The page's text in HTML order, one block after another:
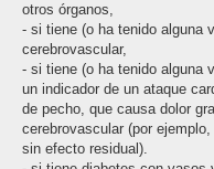
otros órganos,
- si tiene (o ha tenido alguna
cerebrovascular,
- si tiene (o ha tenido alguna
un indicador de un ataque
de pecho, que causa dolor
cerebrovascular (por
sin efecto residual).